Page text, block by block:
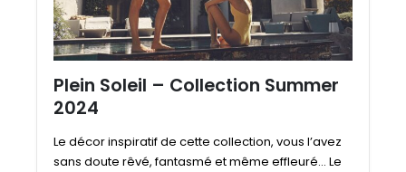
Plein Soleil – Collection Summer
2024
Le décor inspiratif de cette collection, vous l’avez
sans doute rêvé, fantasmé et même effleuré... Le